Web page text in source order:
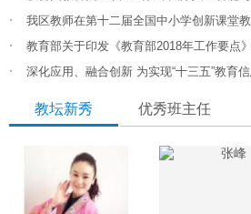
· 我区教师在第十二届全国中小学创新课堂教学实践观摩活动中荣
· 教育部关于印发《教育部2018年工作要点
· 深化应用、融合创新 为实现“十三五”教育信息化良好
教坛新秀 优秀班主任